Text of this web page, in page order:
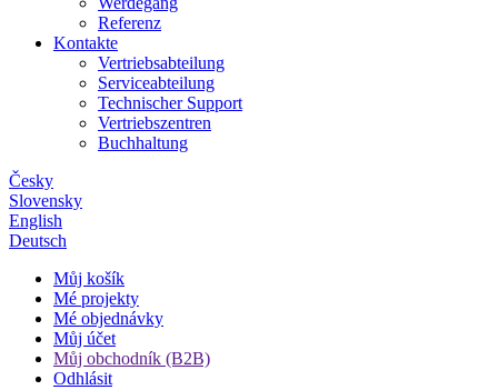
Referenz
Kontakte
Vertriebsabteilung
Serviceabteilung
Technischer Support
Vertriebszentren
Buchhaltung
Česky
Slovensky
English
Deutsch
Můj košík
Mé projekty
Mé objednávky
Můj účet
Můj obchodník (B2B)
Odhlásit